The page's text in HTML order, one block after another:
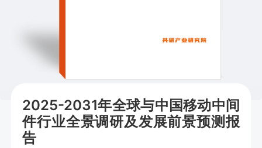
2025-2031年全球与中国移动中间
件行业全景调研及发展前景预测报
告